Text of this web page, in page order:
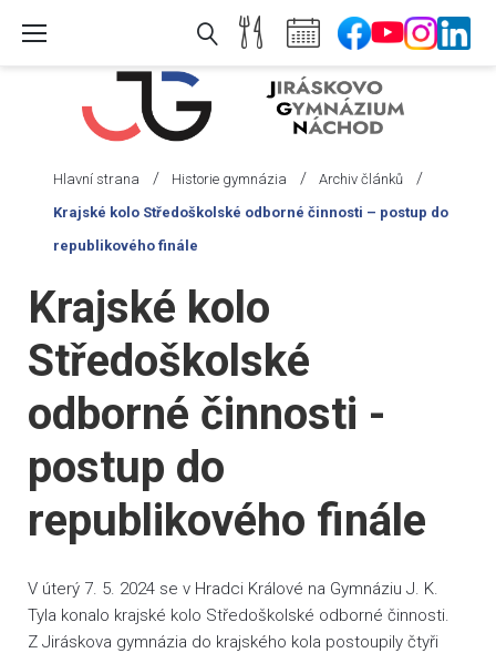
Hlavní strana / Historie gymnázia / Archiv článků /
Krajské kolo Středoškolské odborné činnosti – postup do
republikového finále
Krajské kolo
Středoškolské
odborné činnosti -
postup do
republikového finále
V úterý 7. 5. 2024 se v Hradci Králové na Gymnáziu J. K.
Tyla konalo krajské kolo Středoškolské odborné činnosti.
Z Jiráskova gymnázia do krajského kola postoupily čtyři